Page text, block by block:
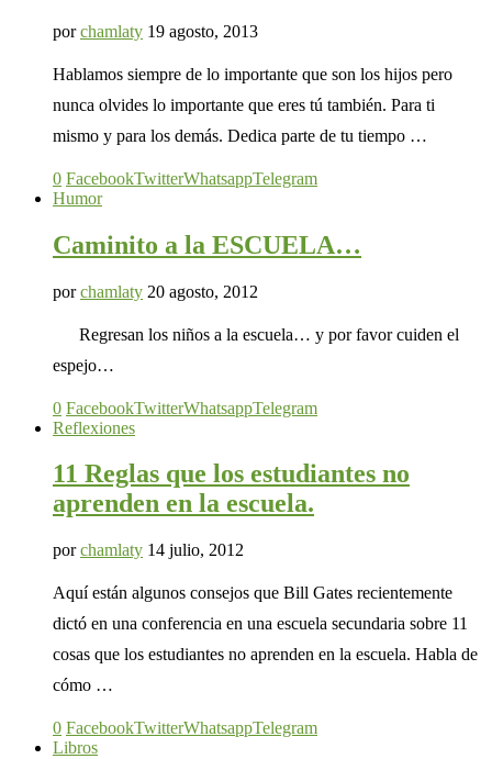
porchamlaty 19 agosto, 2013
Hablamos siempre de lo importante que son los hijos pero
nunca olvides lo importante que eres tú también. Para ti
mismo y para los demás. Dedica parte de tu tiempo …
0 FacebookTwitterWhatsappTelegram
Humor
Caminito a la ESCUELA…
porchamlaty 20 agosto, 2012
Regresan los niños a la escuela… y por favor cuiden el
espejo…
0 FacebookTwitterWhatsappTelegram
Reflexiones
11 Reglas que los estudiantes no
aprenden en la escuela.
porchamlaty 14 julio, 2012
Aquí están algunos consejos que Bill Gates recientemente
dictó en una conferencia en una escuela secundaria sobre 11
cosas que los estudiantes no aprenden en la escuela. Habla de
cómo …
0 FacebookTwitterWhatsappTelegram
Libros